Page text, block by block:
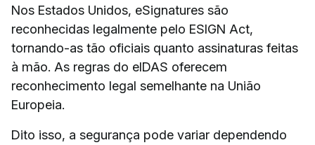
Nos Estados Unidos, eSignatures são
reconhecidas legalmente pelo ESIGN Act,
tornando-as tão oficiais quanto assinaturas feitas
à mão. As regras do eIDAS oferecem
reconhecimento legal semelhante na União
Europeia.
Dito isso, a segurança pode variar dependendo